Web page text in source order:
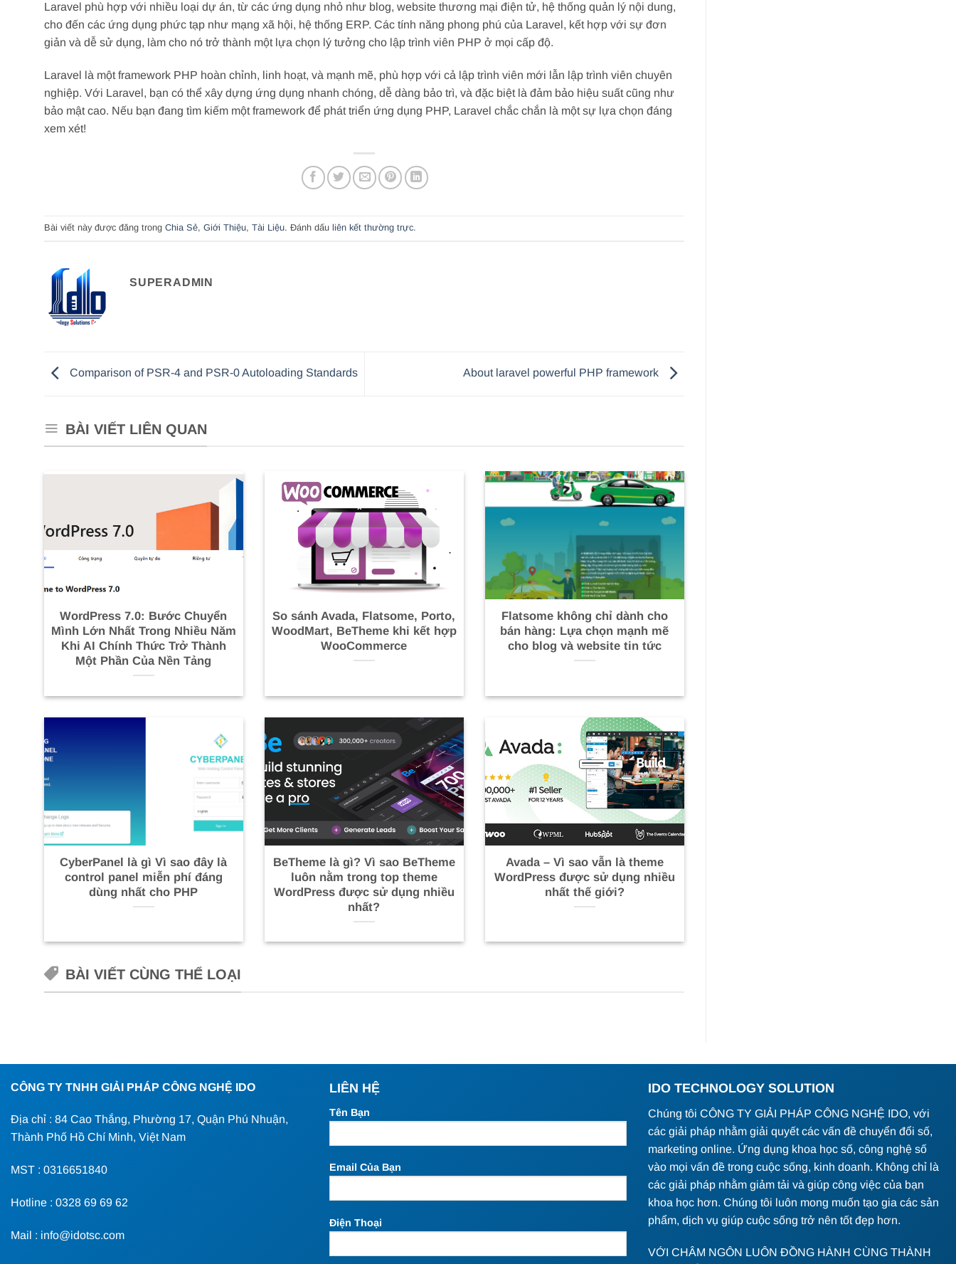
Laravel phù hợp với nhiều loại dự án, từ các ứng dụng nhỏ như blog, website thương mại điện tử, hệ thống quản lý nội dung,
cho đến các ứng dụng phức tạp như mạng xã hội, hệ thống ERP. Các tính năng phong phú của Laravel, kết hợp với sự đơn
giản và dễ sử dụng, làm cho nó trở thành một lựa chọn lý tưởng cho lập trình viên PHP ở mọi cấp độ.
Laravel là một framework PHP hoàn chỉnh, linh hoạt, và mạnh mẽ, phù hợp với cả lập trình viên mới lẫn lập trình viên chuyên
nghiệp. Với Laravel, bạn có thể xây dựng ứng dụng nhanh chóng, dễ dàng bảo trì, và đặc biệt là đảm bảo hiệu suất cũng như
bảo mật cao. Nếu bạn đang tìm kiếm một framework để phát triển ứng dụng PHP, Laravel chắc chắn là một sự lựa chọn đáng
xem xét!
Bài viết này được đăng trong Chia Sẻ, Giới Thiệu, Tài Liệu. Đánh dấu liên kết thường trực.
SUPERADMIN
Comparison of PSR-4 and PSR-0 Autoloading Standards About laravel powerful PHP framework
BÀI VIẾT LIÊN QUAN
WordPress 7.0: Bước Chuyển
Mình Lớn Nhất Trong Nhiều Năm
Khi AI Chính Thức Trở Thành
Một Phần Của Nền Tảng
So sánh Avada, Flatsome, Porto,
WoodMart, BeTheme khi kết hợp
WooCommerce
Flatsome không chỉ dành cho
bán hàng: Lựa chọn mạnh mẽ
cho blog và website tin tức
CyberPanel là gì Vì sao đây là
control panel miễn phí đáng
dùng nhất cho PHP
BeTheme là gì? Vì sao BeTheme
luôn nằm trong top theme
WordPress được sử dụng nhiều
nhất?
Avada – Vì sao vẫn là theme
WordPress được sử dụng nhiều
nhất thế giới?
BÀI VIẾT CÙNG THỂ LOẠI
CÔNG TY TNHH GIẢI PHÁP CÔNG NGHỆ IDO
Địa chỉ : 84 Cao Thắng, Phường 17, Quận Phú Nhuận,
Thành Phố Hồ Chí Minh, Việt Nam
MST : 0316651840
Hotline : 0328 69 69 62
Mail : info@idotsc.com
LIÊN HỆ
Tên Bạn
Email Của Bạn
Điện Thoại
IDO TECHNOLOGY SOLUTION
Chúng tôi CÔNG TY GIẢI PHÁP CÔNG NGHỆ IDO, với
các giải pháp nhằm giải quyết các vấn đề chuyển đổi số,
marketing online. Ứng dụng khoa học số, công nghệ số
vào mọi vấn đề trong cuộc sống, kinh doanh. Không chỉ là
các giải pháp nhằm giảm tải và giúp công việc của bạn
khoa học hơn. Chúng tôi luôn mong muốn tạo gia các sản
phẩm, dịch vụ giúp cuộc sống trở nên tốt đẹp hơn.
VỚI CHÂM NGÔN LUÔN ĐỒNG HÀNH CÙNG THÀNH